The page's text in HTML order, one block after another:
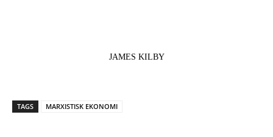
JAMES KILBY
TAGS MARXISTISK EKONOMI